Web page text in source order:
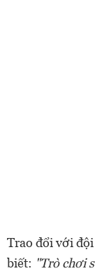
Trao đổi với
biết: "Trò chơi